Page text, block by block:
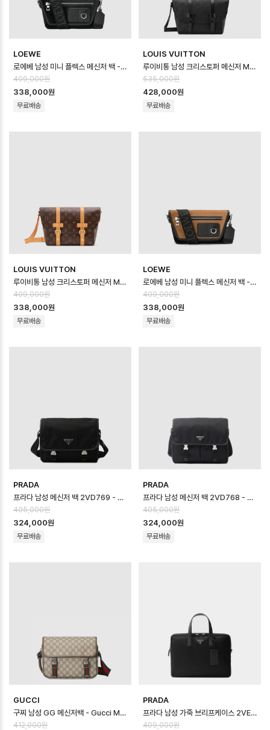
LOEWE
로에베 남성 미니 플렉스 메신저 백 - Loewe Mens Mini Flex Messeng…
409,000원
338,000원
무료배송
LOUIS VUITTON
루이비통 남성 크리스토퍼 메신저 M28324 - Louis vuitton Mens Chri…
535,000원
428,000원
무료배송
LOUIS VUITTON
루이비통 남성 크리스토퍼 메신저 M28115 - Louis vuitton Mens Chri…
409,000원
338,000원
무료배송
LOEWE
로에베 남성 미니 플렉스 메신저 백 - Loewe Mens Mini Flex Messeng…
409,000원
338,000원
무료배송
PRADA
프라다 남성 메신저 백 2VD769 - Prada Mens Messenger Bag - p…
405,000원
324,000원
무료배송
PRADA
프라다 남성 메신저 백 2VD768 - Prada Mens Messenger Bag - p…
405,000원
324,000원
무료배송
GUCCI
구찌 남성 GG 메신저백 - Gucci Mens GG Messenger Bag - gub1…
412,000원
PRADA
프라다 남성 가죽 브리프케이스 2VE005 - Prada Mens Leather Brief…
409,000원